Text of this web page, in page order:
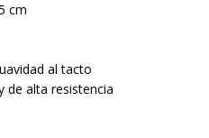
cm
al tacto
de alta resistencia